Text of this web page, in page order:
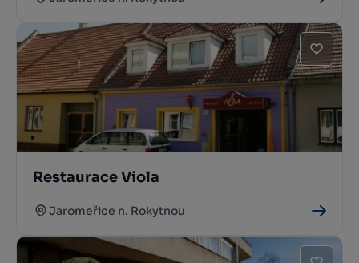
Restaurace Viola
Jaromeřice n. Rokytnou